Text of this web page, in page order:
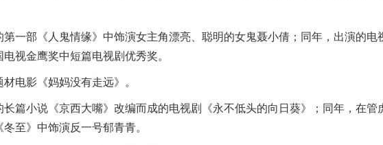
一部《人鬼情缘》中饰演女主角漂亮、聪明的女鬼聂小倩；同年，出演的电
视金鹰奖中短篇电视剧优秀奖。
电影《妈妈没有走远》。
篇小说《京西大嘴》改编而成的电视剧《永不低头的向日葵》；同年，在管
至》中饰演反一号郁青青。